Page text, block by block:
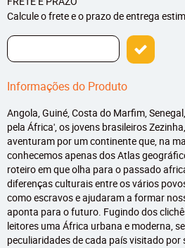
Calcule o frete e o prazo de entrega
Informações do Produto
Angola, Guiné, Costa do Marfim,
pela África', os jovens brasileiros
aventuram por um continente que, na
conhecemos apenas dos Atlas
roteiro em que olha para o passado
diferenças culturais entre os vários
como escravos e ajudaram a formar
aponta para o futuro. Fugindo dos
leitores uma África urbana e moderna,
peculiaridades de cada país visitado por